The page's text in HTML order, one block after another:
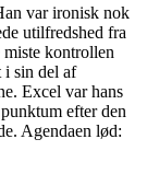
var ironisk nok
utilfredshed fra
kontrollen
i sin del af
Excel var hans
efter den
Agendaen lød: